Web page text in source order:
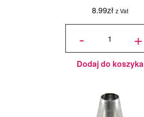
8.99zł z Vat
-
ilość
127 -
JEM +
Dodaj do koszyka